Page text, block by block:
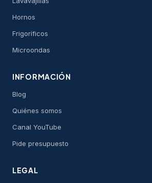
Hornos
Frigoríficos
Microondas
INFORMACIÓN
Blog
Quiénes somos
Canal YouTube
Pide presupuesto
LEGAL